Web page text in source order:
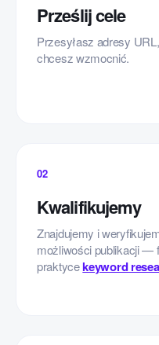
Prześlij cele
Przesyłasz adresy
chcesz wzmocnić.
02
Kwalifikujemy
Znajdujemy i
możliwości publikacji —
praktycekeyword